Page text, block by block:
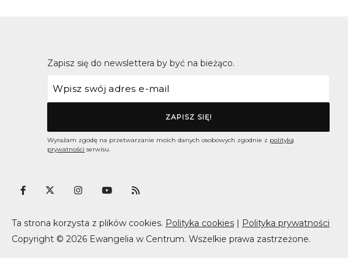
Zapisz się do newslettera by być na bieżąco.
Wyrażam zgodę na przetwarzanie moich danych osobowych zgodnie z polityką
prywatności serwisu.
Ta strona korzysta z plików cookies. Polityka cookies | Polityka prywatności
Copyright © 2026 Ewangelia w Centrum. Wszelkie prawa zastrzeżone.